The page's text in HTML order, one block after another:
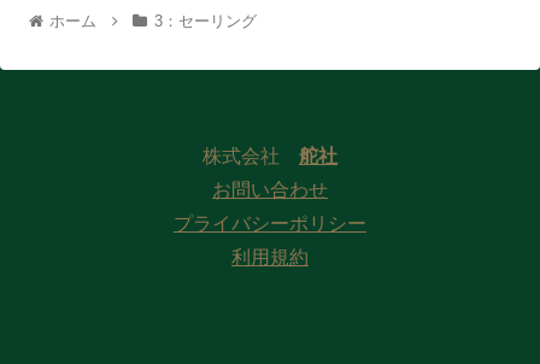
ホーム 3：セーリング
株式会社 舵社
お問い合わせ
プライバシーポリシー
利用規約